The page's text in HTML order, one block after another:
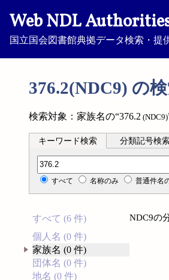
Web NDL
国立国会図書館典拠データ検索・提
376.2(NDC9) の
検索対象：家族名の“376.2 (NDC9)
キーワード検索 分類記号検
分類記号検索
すべて 名称のみ 普通件名
すべて (6 件)
個人名 (0 件)
家族名 (0 件)
団体名 (0 件)
地名 (0 件)
NDC9の